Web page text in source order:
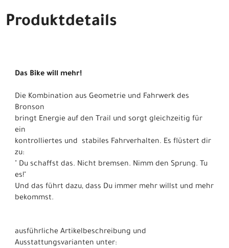
Produktdetails
Das Bike will mehr!
Die Kombination aus Geometrie und Fahrwerk des
Bronson
bringt Energie auf den Trail und sorgt gleichzeitig für
ein
kontrolliertes und stabiles Fahrverhalten. Es flüstert dir
zu:
" Du schaffst das. Nicht bremsen. Nimm den Sprung. Tu
es!"
Und das führt dazu, dass Du immer mehr willst und mehr
bekommst.
ausführliche Artikelbeschreibung und
Ausstattungsvarianten unter: